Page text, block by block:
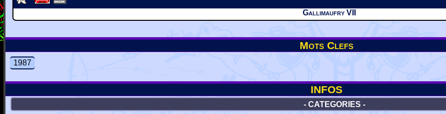
Gallimaufry VII
Mots Clefs
1987
INFOS
- CATEGORIES -